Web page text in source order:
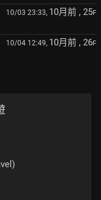
10/03 23:33, 10月前 , 25F
10/04 12:49, 10月前 , 26F